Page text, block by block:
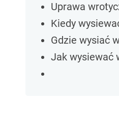
Uprawa
Kiedy
Gdzie wysiać
Jak wysiewać